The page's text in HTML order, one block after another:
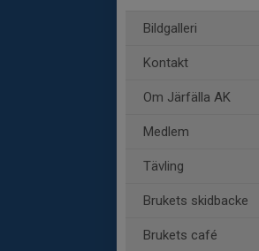
Bildgalleri
Kontakt
Om Järfälla AK
Medlem
Tävling
Brukets skidbacke
Brukets café